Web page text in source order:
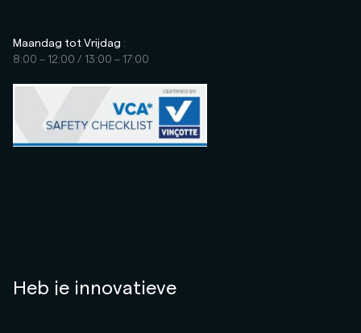
Maandag tot Vrijdag :
8:00 – 12:00 / 13:00 – 17:00
Heb je innovatieve